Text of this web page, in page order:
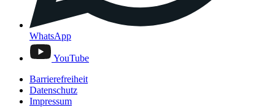
WhatsApp
YouTube
Barrierefreiheit
Datenschutz
Impressum